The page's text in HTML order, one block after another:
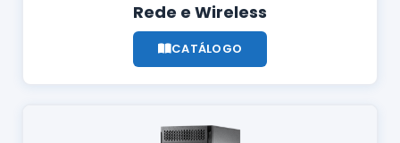
Rede e Wireless
CATÁLOGO